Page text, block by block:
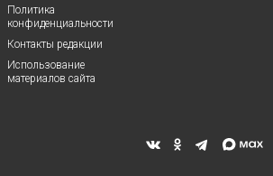
Политика
конфиденциальности
Контакты редакции
Использование
материалов сайта